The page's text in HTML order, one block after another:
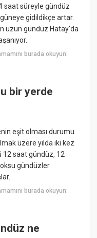
saat süreyle gündüz
gidildikçe artar.
uzun gündüz Hatay'da
burada okuyun:
bir yerde
eşit olması durumu
üzere yılda iki kez
12 saat gündüz, 12
gündüzler
burada okuyun:
ne